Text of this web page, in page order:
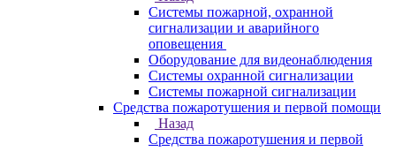
Системы пожарной, охранной
сигнализации и аварийного
оповещения
Оборудование для видеонаблюдения
Системы охранной сигнализации
Системы пожарной сигнализации
Средства пожаротушения и первой помощи
Назад
Средства пожаротушения и первой